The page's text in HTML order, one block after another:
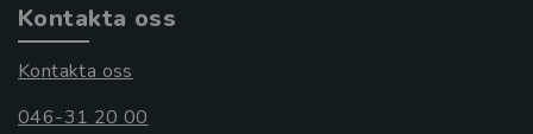
Kontakta oss
Kontakta oss
046-31 20 00